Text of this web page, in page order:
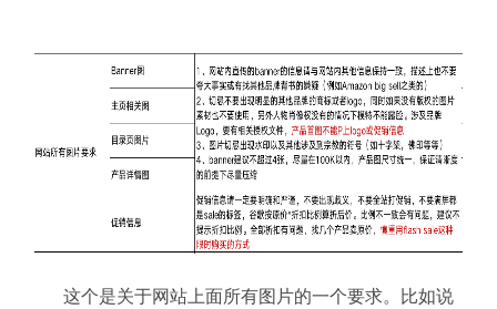
这个是关于网站上面所有图片的一个要求。比如说